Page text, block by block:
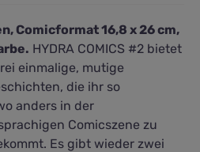
Comicformat 16,8 x 26 cm,
HYDRA COMICS #2 bietet
einmalige, mutige
die ihr so
anders in der
Comicszene zu
Es gibt wieder zwei